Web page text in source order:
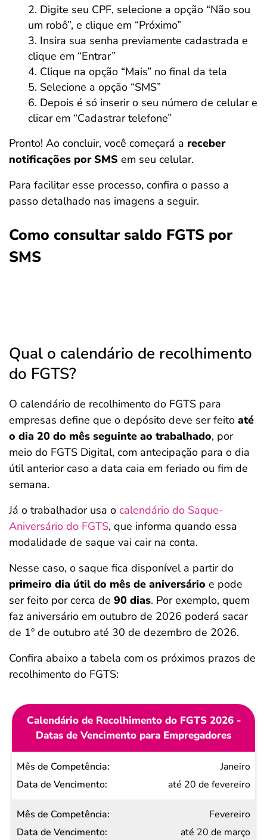
Digite seu CPF, selecione a opção “Não sou
um robô”, e clique em “Próximo”
Insira sua senha previamente cadastrada e
clique em “Entrar”
Clique na opção “Mais” no final da tela
Selecione a opção “SMS”
Depois é só inserir o seu número de celular e
clicar em “Cadastrar telefone”
Pronto! Ao concluir, você começará a receber
notificações por SMS em seu celular.
Para facilitar esse processo, confira o passo a
passo detalhado nas imagens a seguir.
Como consultar saldo FGTS por
SMS
Qual o calendário de recolhimento
do FGTS?
O calendário de recolhimento do FGTS para
empresas define que o depósito deve ser feito até
o dia 20 do mês seguinte ao trabalhado, por
meio do FGTS Digital, com antecipação para o dia
útil anterior caso a data caia em feriado ou fim de
semana.
Já o trabalhador usa o calendário do Saque-
Aniversário do FGTS, que informa quando essa
modalidade de saque vai cair na conta.
Nesse caso, o saque fica disponível a partir do
primeiro dia útil do mês de aniversário e pode
ser feito por cerca de 90 dias. Por exemplo, quem
faz aniversário em outubro de 2026 poderá sacar
de 1º de outubro até 30 de dezembro de 2026.
Confira abaixo a tabela com os próximos prazos de
recolhimento do FGTS:
Calendário de Recolhimento do FGTS 2026 -
Datas de Vencimento para Empregadores
Mês de
Competência
Vencimento
Janeiro
até 20 de fevereiro
Fevereiro
até 20 de março